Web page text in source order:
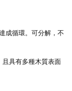
成循環。可分解，不
且具有多種木質表面